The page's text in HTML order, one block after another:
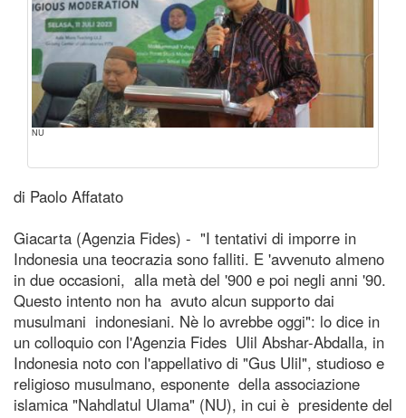
NU
di Paolo Affatato
Giacarta (Agenzia Fides) - "I tentativi di imporre in
Indonesia una teocrazia sono falliti. E 'avvenuto almeno
in due occasioni, alla metà del '900 e poi negli anni '90.
Questo intento non ha avuto alcun supporto dai
musulmani indonesiani. Nè lo avrebbe oggi": lo dice in
un colloquio con l'Agenzia Fides Ulil Abshar-Abdalla, in
Indonesia noto con l'appellativo di "Gus Ulil", studioso e
religioso musulmano, esponente della associazione
islamica "Nahdlatul Ulama" (NU), in cui è presidente del